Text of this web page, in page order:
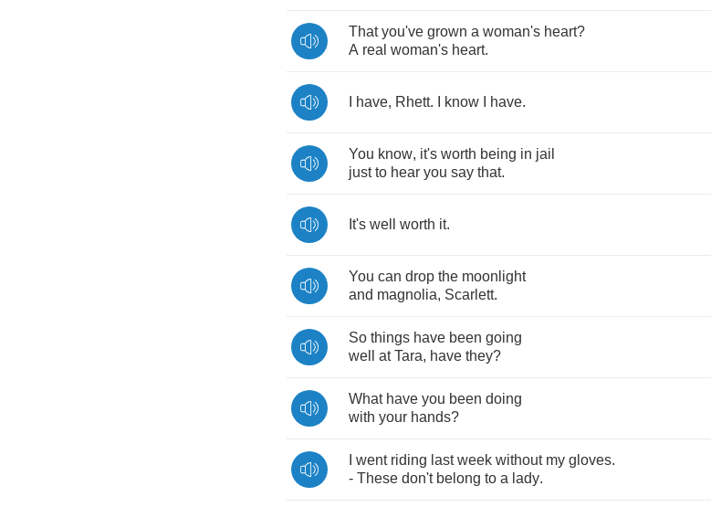
That you've grown a woman's heart?
A real woman's heart.
have, Rhett. know have.
You know, it's worth being in jail
just to hear you say that.
It's well worth it.
You can drop the moonlight
and magnolia, Scarlett.
So things have been going
well
at Tara, have they?
What have you been doing
with your hands?
went riding last week without my gloves.
- These don't belong to a lady.